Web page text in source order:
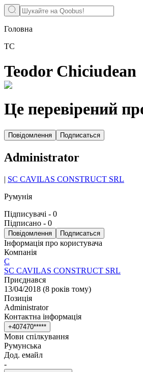
Головна
TC
Teodor Chiciudean
Це перевірений
Повідомлення Подписаться
Administrator
| SC CAVILAS CONSTRUCT SRL
Румунія
Підписувачі - 0
Підписано - 0
Повідомлення Подписаться
Інформація про користувача
Компанія
C
SC CAVILAS CONSTRUCT SRL
Приєднався
13/04/2018 (8 років тому)
Позиція
Administrator
Контактна інформація
+407470*****
Мови спілкування
Румунська
Дод. емайл
-